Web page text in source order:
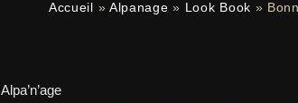
Accueil » Alpanage » Look Book »
Alpa’n’age